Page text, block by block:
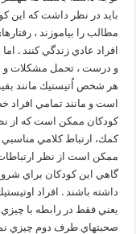
بايد در نظر داشت كه اين
مطالب را بياموزند ،
افراد عادي زندگي كنند .
و درست ، تحمل مشكلات و
هر شخص اُتيستيك مانند
است و مانند تمامي
كودكان ممكن است كه از
كمك، ارتباط كلامي مناسبي
ممكن است از نظر
گاهي اين كودكان براي
داشته باشند . افراد
يعني فقط در رابطه با
صحبتهاي طرف دوم چيزي